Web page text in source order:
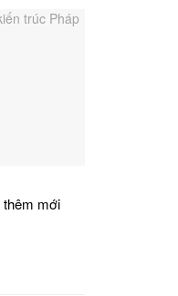
thêm mới